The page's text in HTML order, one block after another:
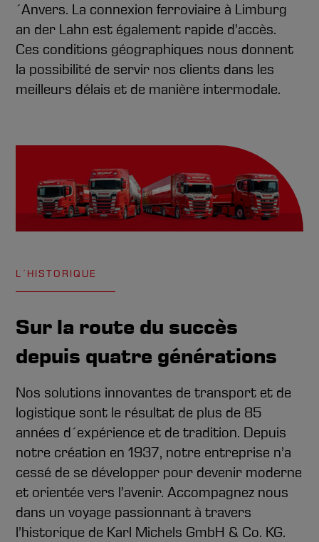
´Anvers. La connexion ferroviaire à Limburg
an der Lahn est également rapide d’accès.
Ces conditions géographiques nous donnent
la possibilité de servir nos clients dans les
meilleurs délais et de manière intermodale.
L´HISTORIQUE
Sur la route du succès
depuis quatre générations
Nos solutions innovantes de transport et de
logistique sont le résultat de plus de 85
années d´expérience et de tradition. Depuis
notre création en 1937, notre entreprise n’a
cessé de se développer pour devenir moderne
et orientée vers l’avenir. Accompagnez nous
dans un voyage passionnant à travers
l’historique de Karl Michels GmbH & Co. KG.